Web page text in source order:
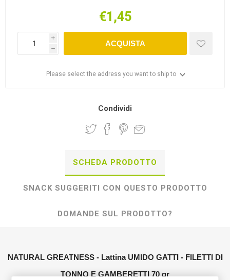
€1,45
i
h
ACQUISTA
Please select the address you want to ship to
Condividi
SCHEDA PRODOTTO
SNACK SUGGERITI CON QUESTO PRODOTTO
DOMANDE SUL PRODOTTO?
NATURAL GREATNESS - Lattina UMIDO GATTI - FILETTI DI
TONNO E GAMBERETTI70 gr